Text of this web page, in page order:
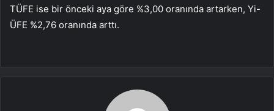
TÜFE ise bir önceki aya göre %3,00 oranında artarken, Yi-
ÜFE %2,76 oranında arttı.